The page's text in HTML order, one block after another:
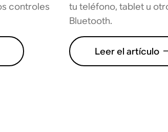
controles
tu teléfono, tablet u
Bluetooth.
Leer el artículo